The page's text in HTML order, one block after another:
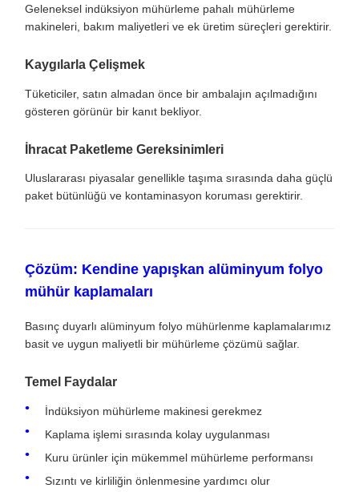
Geleneksel indüksiyon mühürleme pahalı mühürleme
makineleri, bakım maliyetleri ve ek üretim süreçleri gerektirir.
Kaygılarla Çelişmek
Tüketiciler, satın almadan önce bir ambalajın açılmadığını
gösteren görünür bir kanıt bekliyor.
İhracat Paketleme Gereksinimleri
Uluslararası piyasalar genellikle taşıma sırasında daha güçlü
paket bütünlüğü ve kontaminasyon koruması gerektirir.
Çözüm: Kendine yapışkan alüminyum folyo
mühür kaplamaları
Basınç duyarlı alüminyum folyo mühürlenme kaplamalarımız
basit ve uygun maliyetli bir mühürleme çözümü sağlar.
Temel Faydalar
İndüksiyon mühürleme makinesi gerekmez
Kaplama işlemi sırasında kolay uygulanması
Kuru ürünler için mükemmel mühürleme performansı
Sızıntı ve kirliliğin önlenmesine yardımcı olur